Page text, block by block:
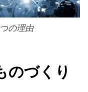
の理由
のづくり